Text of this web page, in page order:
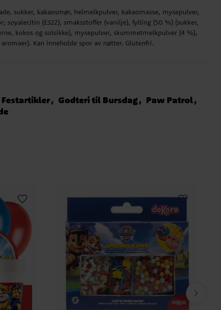
sukker, kakaosmør, helmelkpulver, kakaomasse, mysepulver,
soyalecitin (E322), smaksstoffer (vanilje), fylling (50 %) (sukker,
kokos og solsikke), mysepulver, skummetmelkpulver (4 %),
Kan inneholde spor av nøtter. Glutenfri.
Festartikler Godteri til Bursdag
Paw Patrol